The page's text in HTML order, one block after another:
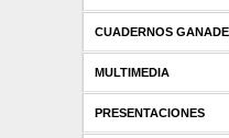
CUADERNOS
MULTIMEDIA
PRESENTACIONES